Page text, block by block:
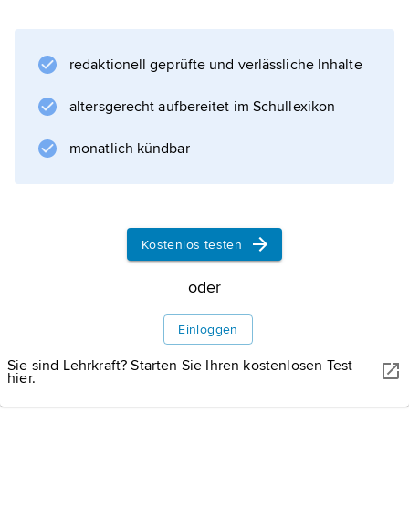
Informationen zum Artikel
redaktionell geprüfte und verlässliche Inhalte
altersgerecht aufbereitet im Schullexikon
monatlich kündbar
Kostenlos testen
oder
Einloggen
Sie sind Lehrkraft? Starten Sie Ihren kostenlosen Test
hier.